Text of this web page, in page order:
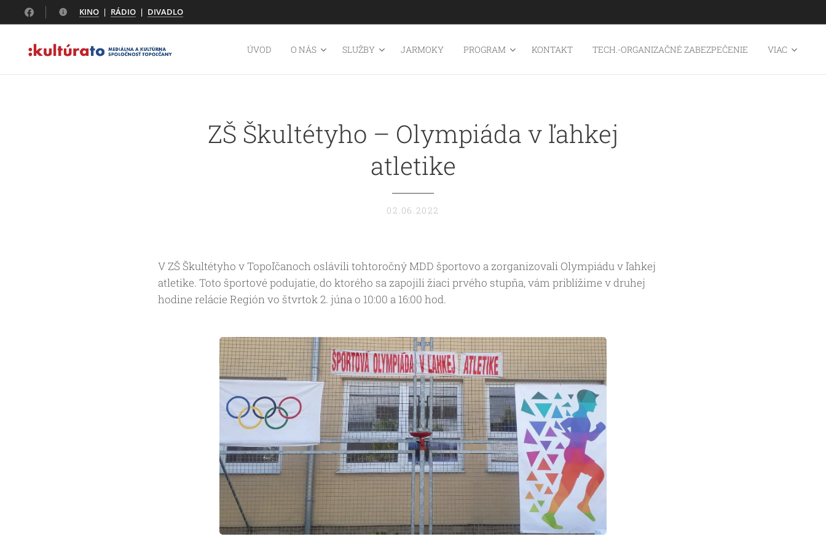
KINO | RÁDIO | DIVADLO
ÚVOD O NÁS SLUŽBY JARMOKY PROGRAM KONTAKT TECH.-ORGANIZAČNÉ ZABEZPEČENIE VIAC
ZŠ Škultétyho – Olympiáda v ľahkej
atletike
02.06.2022
V ZŠ Škultétyho v Topoľčanoch oslávili tohtoročný MDD športovo a zorganizovali Olympiádu v ľahkej
atletike. Toto športové podujatie, do ktorého sa zapojili žiaci prvého stupňa, vám priblížime v druhej
hodine relácie Región vo štvrtok 2. júna o 10:00 a 16:00 hod.